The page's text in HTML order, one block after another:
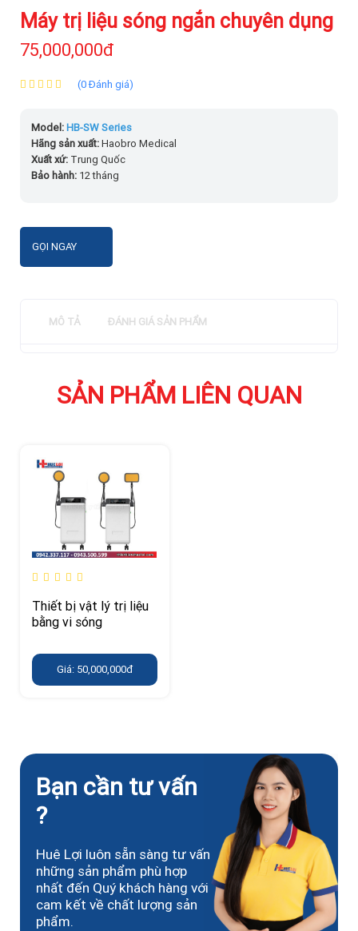
Máy trị liệu sóng ngắn chuyên dụng
75,000,000đ
(0 Đánh giá)
Model:HB-SW Series
Hãng sản xuất:Haobro Medical
Xuất xứ: Trung Quốc
Bảo hành: 12 tháng
GỌI NGAY
MÔ TẢ ĐÁNH GIÁ SẢN PHẨM
SẢN PHẨM LIÊN QUAN
Thiết bị vật lý trị liệu
bằng vi sóng
Giá: 50,000,000đ
Bạn cần tư vấn
?
Huê Lợi luôn sẵn sàng tư vấn
những sản phẩm phù hợp
nhất đến Quý khách hàng với
cam kết về chất lượng sản
phẩm.